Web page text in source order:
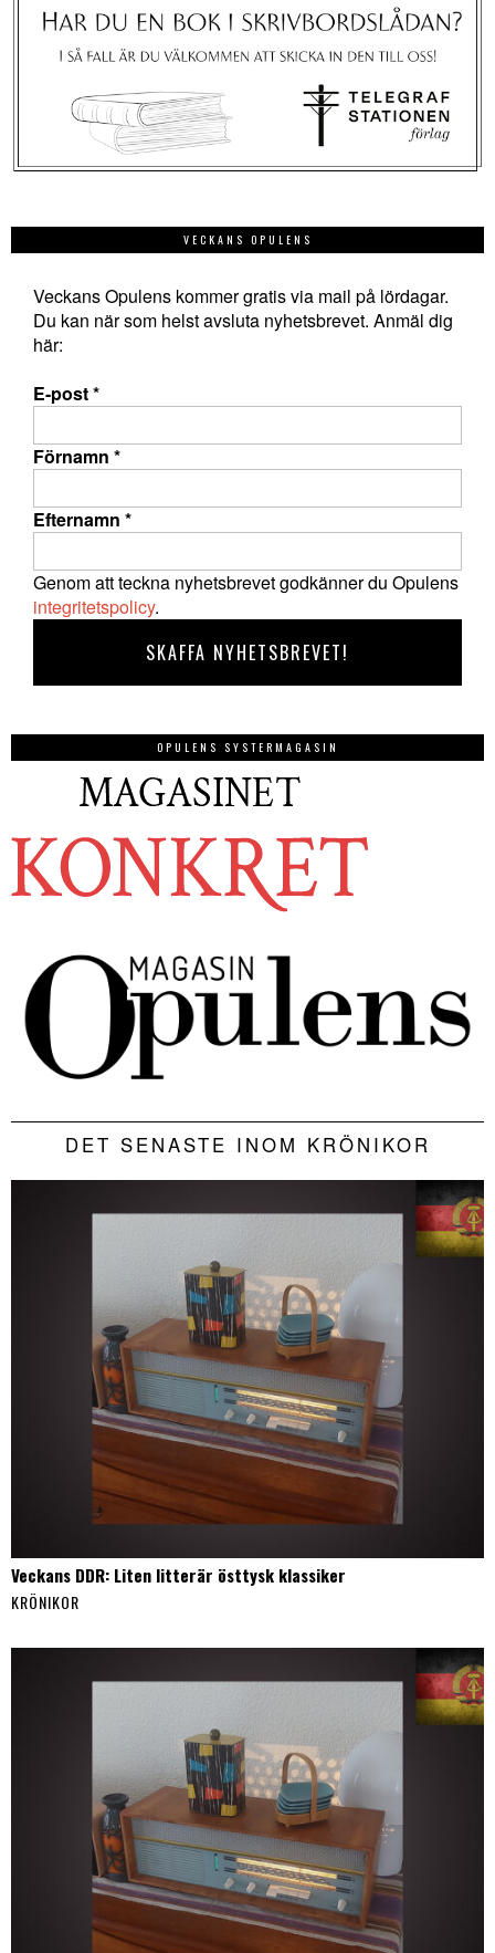
VECKANS OPULENS
Veckans Opulens kommer gratis via mail på lördagar.
Du kan när som helst avsluta nyhetsbrevet. Anmäl dig
här:
E-post*
Förnamn *
Efternamn *
Genom att teckna nyhetsbrevet godkänner du Opulens
integritetspolicy.
OPULENS SYSTERMAGASIN
DET SENASTE INOM KRÖNIKOR
Veckans DDR: Liten litterär östtysk klassiker
KRÖNIKOR